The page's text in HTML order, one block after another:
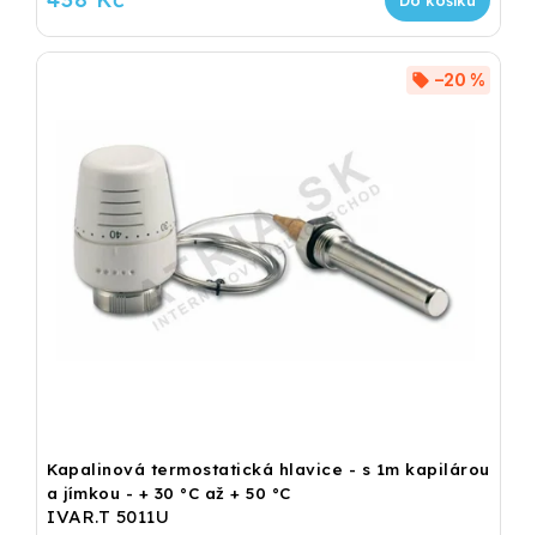
Kapalinová termostatická hlavice - s 1m kapilárou
a jímkou - + 30 °C až + 50 °C
IVAR.T 5011U
–20 %